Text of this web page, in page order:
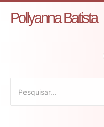
paraPollyanna Batista
a